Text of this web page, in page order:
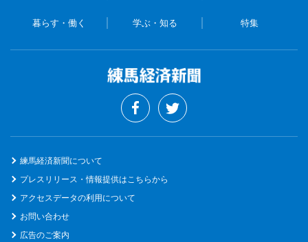
暮らす・働く 学ぶ・知る 特集
練馬経済新聞について
プレスリリース・情報提供はこちらから
アクセスデータの利用について
お問い合わせ
広告のご案内